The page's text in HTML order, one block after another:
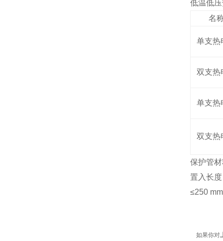
低温低
名
单支热
双支热
单支热
双支热
保护管
置入长
≤250
如果你对